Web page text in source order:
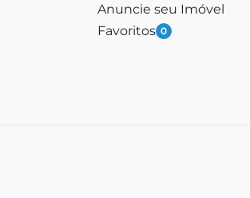
Anuncie seu Imóvel
Favoritos 0